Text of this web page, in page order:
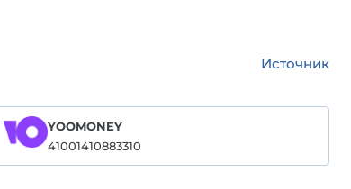
Источник
YOOMONEY
41001410883310